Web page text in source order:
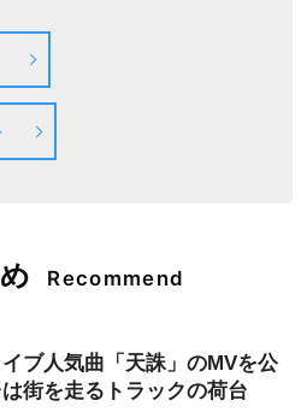
Recommend
ブ人気曲「天誅」のMVを公
街を走るトラックの荷台